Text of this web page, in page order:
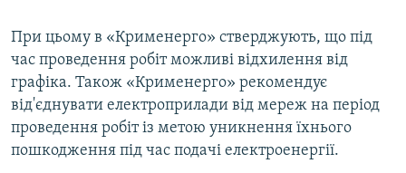
ІНФОГРАФІКА
ДОЛУЧАЙСЯ!
Усі сайти RFE/RL
При цьому в «Крименерго» стверджують, що під
час проведення робіт можливі відхилення від
графіка. Також «Крименерго» рекомендує
від'єднувати електроприлади від мереж на період
проведення робіт із метою уникнення їхнього
пошкодження під час подачі електроенергії.